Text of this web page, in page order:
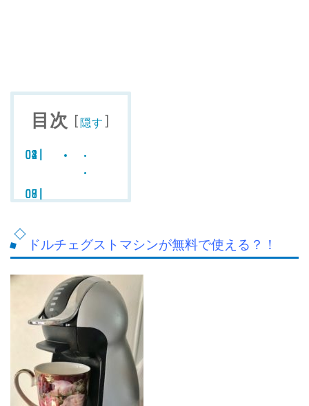
目次 [隠す ]
ドルチェグストマシンが無料で使える？！